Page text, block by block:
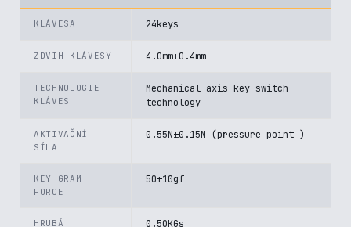
KLÁVESA 24keys
ZDVIH KLÁVESY 4.0mm±0.4mm
TECHNOLOGIE
KLÁVES
Mechanical axis key switch
technology
AKTIVAČNÍ
SÍLA
0.55N±0.15N (pressure point )
KEY GRAM
FORCE
50±10gf
HRUBÁ
0.50KGs